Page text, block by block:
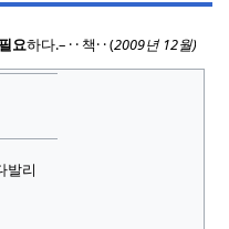
요하다.– · · 책· ·(2009년 12월)
발리